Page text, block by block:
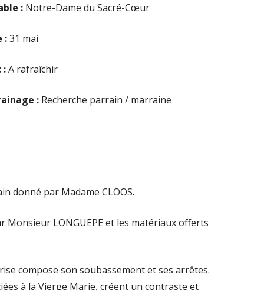
: Notre-Dame du Sacré-Cœur
:31 mai
:A rafraîchir
: Recherche parrain / marraine
donné par Madame CLOOS.
LONGUEPE et les matériaux offerts
compose son soubassement et ses arrêtes.
à la Vierge Marie, créent un contraste et